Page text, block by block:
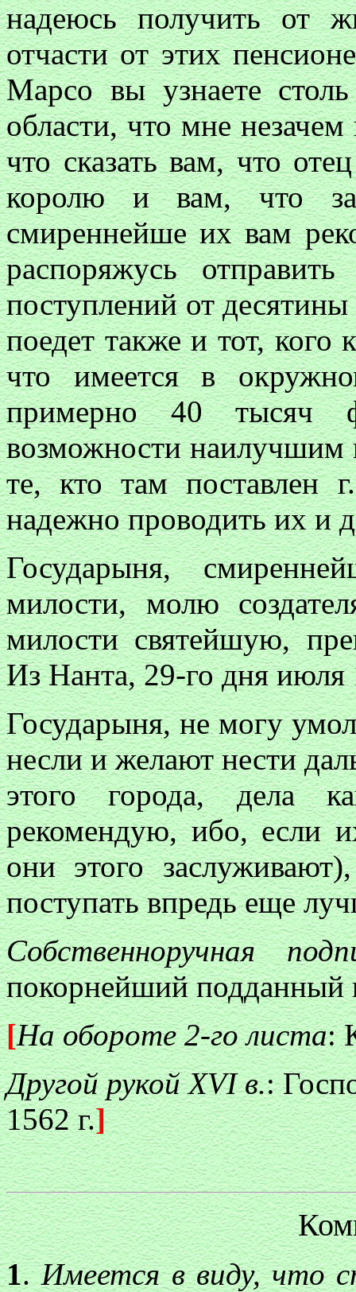
надеюсь получить от
отчасти от этих
Марсо вы узнаете
области, что мне
что сказать вам, что
королю и вам, что
смиреннейше их вам
распоряжусь
поступлений от
поедет также и тот, кого
что имеется в
примерно 40 тысяч
возможности наилучшим
те, кто там поставлен
надежно проводить их и
Государыня,
милости, молю
милости святейшую,
Из Нанта, 29-го дня июля
Государыня, не могу
несли и желают нести
этого города, дела
рекомендую, ибо, если
они этого
поступать впредь еще
Собственноручная
покорнейший подданный
[На обороте 2-го листа:
Другой рукой XVI в.:
1562 г.]
1.Имеется в виду, что